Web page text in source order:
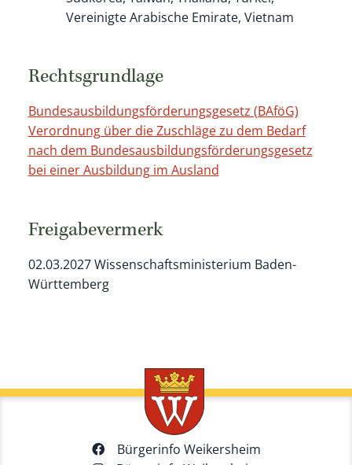
Vereinigte Arabische Emirate, Vietnam
Rechtsgrundlage
Bundesausbildungsförderungsgesetz (BAföG)
Verordnung über die Zuschläge zu dem Bedarf
nach dem Bundesausbildungsförderungsgesetz
bei einer Ausbildung im Ausland
Freigabevermerk
02.03.2027 Wissenschaftsministerium Baden-
Württemberg
Bürgerinfo Weikersheim